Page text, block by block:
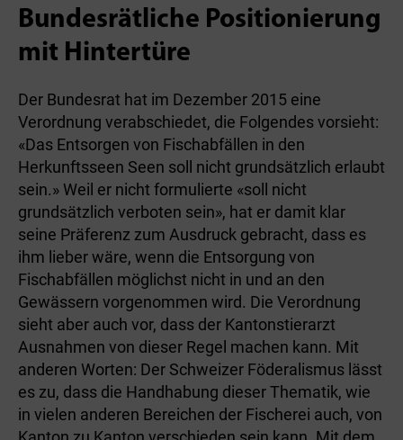
Bundesrätliche Positionierung
mit Hintertüre
Der Bundesrat hat im Dezember 2015 eine
Verordnung verabschiedet, die Folgendes vorsieht:
«Das Entsorgen von Fischabfällen in den
Herkunftsseen Seen soll nicht grundsätzlich erlaubt
sein.» Weil er nicht formulierte «soll nicht
grundsätzlich verboten sein», hat er damit klar
seine Präferenz zum Ausdruck gebracht, dass es
ihm lieber wäre, wenn die Entsorgung von
Fischabfällen möglichst nicht in und an den
Gewässern vorgenommen wird. Die Verordnung
sieht aber auch vor, dass der Kantonstierarzt
Ausnahmen von dieser Regel machen kann. Mit
anderen Worten: Der Schweizer Föderalismus lässt
es zu, dass die Handhabung dieser Thematik, wie
in vielen anderen Bereichen der Fischerei auch, von